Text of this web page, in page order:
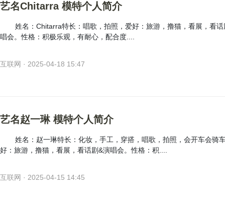
艺名Chitarra 模特个人简介
姓名：Chitarra特长：唱歌，拍照，爱好：旅游，撸猫，看展，看话
唱会。性格：积极乐观，有耐心，配合度....
互联网 · 2025-04-18 15:47
艺名赵一琳 模特个人简介
姓名：赵一琳特长：化妆，手工，穿搭，唱歌，拍照，会开车会骑
好：旅游，撸猫，看展，看话剧&演唱会。性格：积....
互联网 · 2025-04-15 14:45